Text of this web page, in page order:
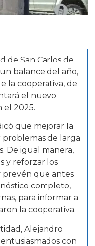
de San Carlos de
balance del año,
la cooperativa, de
el nuevo
el 2025.
que mejorar la
problemas de larga
De igual manera,
y reforzar los
prevén que antes
completo,
para informar a
la cooperativa.
Alejandro
con